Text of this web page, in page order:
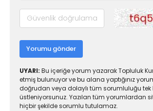
Yorumu gönder
UYARI: Bu içeriğe yorum yazarak Topluluk
etmiş bulunuyor ve bu alana yaptığınız
doğrudan veya dolaylı tüm sorumluluğu tek
üstleniyorsunuz. Yazılan tüm yorumlardan
hiçbir şekilde sorumlu tutulamaz.